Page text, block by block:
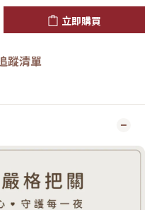
立即購買
蹤清單